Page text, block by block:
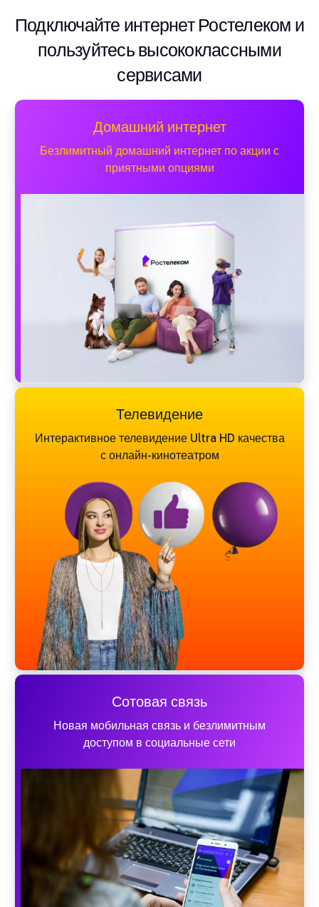
Подключайте интернет Ростелеком и
пользуйтесь высококлассными
сервисами
Домашний интернет
Безлимитный домашний интернет по акции с
приятными опциями
Телевидение
Интерактивное телевидение Ultra HD качества
с онлайн-кинотеатром
Сотовая связь
Новая мобильная связь и безлимитным
доступом в социальные сети